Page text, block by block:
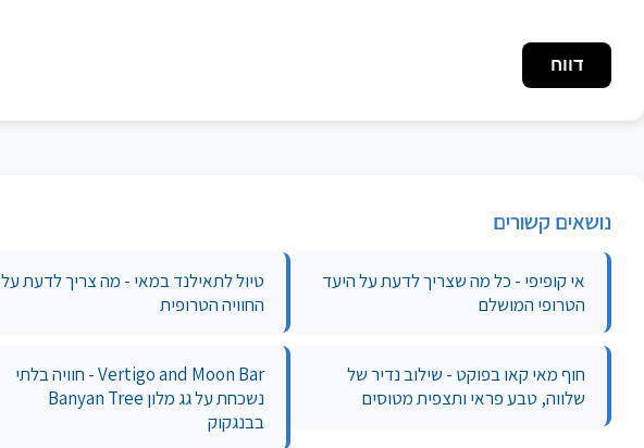
דווח
נושאים קשורים
אי קופיפי - כל מה שצריך לדעת על היעד
הטרופי המושלם
טיול לתאילנד במאי - מה צריך לדעת על
החוויה הטרופית
חוף מאי קאו בפוקט - שילוב נדיר של
שלווה, טבע פראי ותצפית מטוסים
Vertigo and Moon Bar - חוויה בלתי
נשכחת על גג מלון Banyan Tree
בבנגקוק